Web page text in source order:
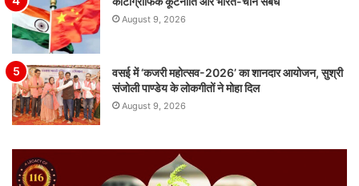
August 9, 2026
वसई में ‘कजरी महोत्सव-2026’ का शानदार आयोजन, सुश्री
संजोली पाण्डेय के लोकगीतों ने मोहा दिल
August 9, 2026